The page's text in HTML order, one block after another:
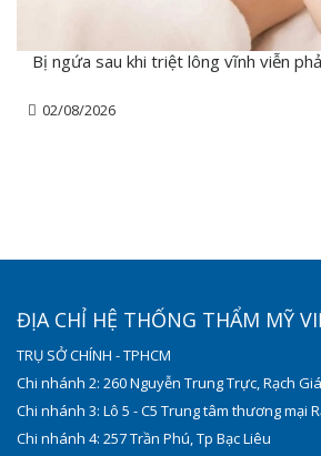
Bị ngứa sau khi triệt lông vĩnh viễn
02/08/2026
ĐỊA CHỈ HỆ THỐNG THẨM MỸ
TRỤ SỞ CHÍNH - TPHCM
Chi nhánh 2: 260 Nguyễn Trung Trực, Rạch
Chi nhánh 3: Lô 5 - C5 Trung tâm thương mại
Chi nhánh 4: 257 Trần Phú, Tp Bạc Liêu